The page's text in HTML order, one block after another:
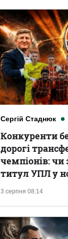
Сергій Стаднюк
3 серпня 08:14
Конкуренти
дорогі
чемпіонів:
титул УПЛ у